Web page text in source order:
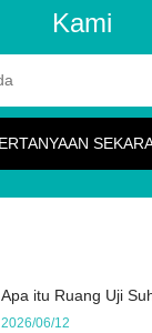
Kami
Apa itu Ruang Uji
2026/06/12